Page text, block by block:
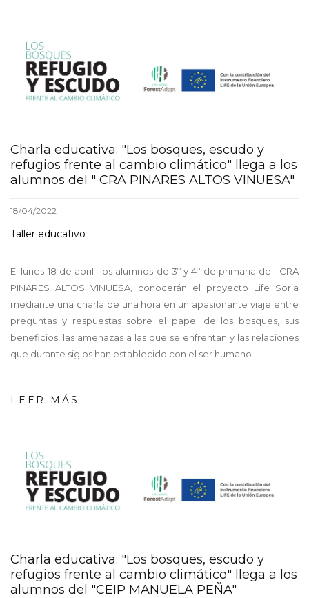
screenshot_-
Charla educativa: "Los bosques, escudo y
refugios frente al cambio climático" llega a los
alumnos del " CRA PINARES ALTOS VINUESA"
18/04/2022
Taller educativo
El lunes 18 de abril los alumnos de 3º y 4º de primaria del CRA
PINARES ALTOS VINUESA, conocerán el proyecto Life Soria
mediante una charla de una hora en un apasionante viaje entre
preguntas y respuestas sobre el papel de los bosques, sus
beneficios, las amenazas a las que se enfrentan y las relaciones
que durante siglos han establecido con el ser humano.
LEER MÁS
screenshot_-
Charla educativa: "Los bosques, escudo y
refugios frente al cambio climático" llega a los
alumnos del "CEIP MANUELA PEÑA"